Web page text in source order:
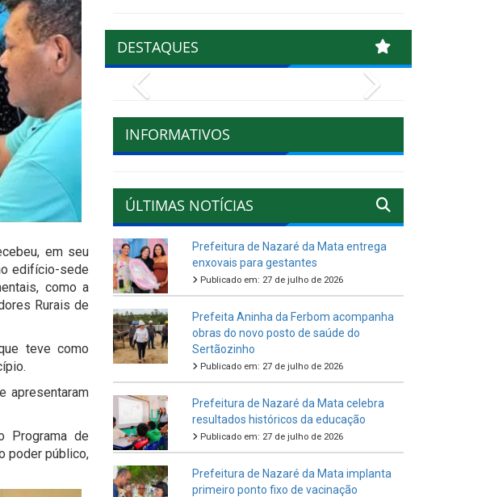
em seu
edifício-sede
como a
Rurais de
teve como
apresentaram
Programa de
poder público,
DESTAQUES
INFORMATIVOS
ÚLTIMAS NOTÍCIAS
Prefeitura de Nazaré da Mata entrega
enxovais para gestantes
Publicado em: 27 de julho de 2026
Prefeita Aninha da Ferbom acompanha
obras do novo posto de saúde do
Sertãozinho
Publicado em: 27 de julho de 2026
Prefeitura de Nazaré da Mata celebra
resultados históricos da educação
Publicado em: 27 de julho de 2026
Prefeitura de Nazaré da Mata implanta
primeiro ponto fixo de vacinação